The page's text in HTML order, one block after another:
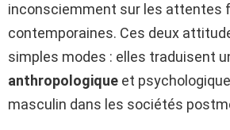
inconsciemment sur les attentes
contemporaines. Ces deux
simples modes : elles traduisent
anthropologique et
masculin dans les sociétés